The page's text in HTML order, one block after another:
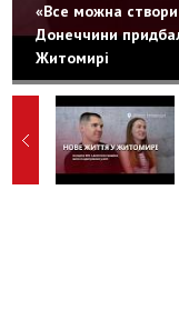
«Все можна
Донеччини
Житомирі